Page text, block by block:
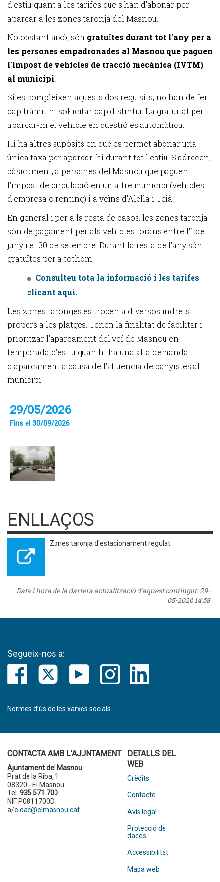
d'estiu quant a les tarifes que s'han d'abonar per
aparcar a les zones taronja del Masnou.
No obstant això, són gratuïtes durant tot l'any per a
les persones empadronades al Masnou que paguen
l'impost de vehicles de tracció mecànica (IVTM)
al municipi.
Si es compleixen aquests dos requisits, no han de fer
cap tràmit ni sol·licitar cap distintiu. La gratuïtat per
aparcar-hi el vehicle en qüestió és automàtica.
Hi ha altres supòsits en què es permet abonar una
única taxa per aparcar-hi durant tot l'estiu. S'adrecen,
bàsicament, a persones del Masnou que paguen
l'impost de circulació en un altre municipi (vehicles
d'empresa o renting) i a veïns d'Alella i Teià.
En general i per a la resta de casos, les zones taronja
són de pagament per als vehicles forans entre l'1 de
juny i el 30 de setembre. Durant la resta de l'any són
gratuïtes per a tothom.
Consulteu tota la informació i les tarifes
clicant aquí.
Les zones taronges es troben a diversos indrets
propers a les platges. Tenen la finalitat de facilitar i
prioritzar l'aparcament del veí de Masnou en
temporada d'estiu quan hi ha una alta demanda
d'aparcament a causa de l'afluència de banyistes al
municipi.
29/05/2026
Fins el 30/09/2026
ENLLAÇOS
Zones taronja d'estacionament regulat.
Data i hora de la darrera actualització d'aquest contingut:29-
05-2026 14:58
Segueix-nos a:
Normes d’ús de les xarxes socials
CONTACTA AMB L'AJUNTAMENT
Ajuntament del Masnou
Prat de la Riba, 1
08320 - El Masnou
Tel. 935 571 700
NIF P0811700D
a/e oac@elmasnou.cat
DETALLS DEL
WEB
Crèdits
Contacte
Avís legal
Protecció de
dades
Accessibilitat
Mapa web